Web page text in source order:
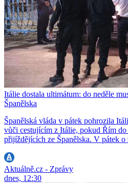
Itálie dostala ultimátum: do neděle
Španělska
Španělská vláda v pátek pohrozila
vůči cestujícím z Itálie, pokud Řím
přijíždějících ze Španělska. V pátek o
Aktuálně.cz - Zprávy
dnes, 12:30